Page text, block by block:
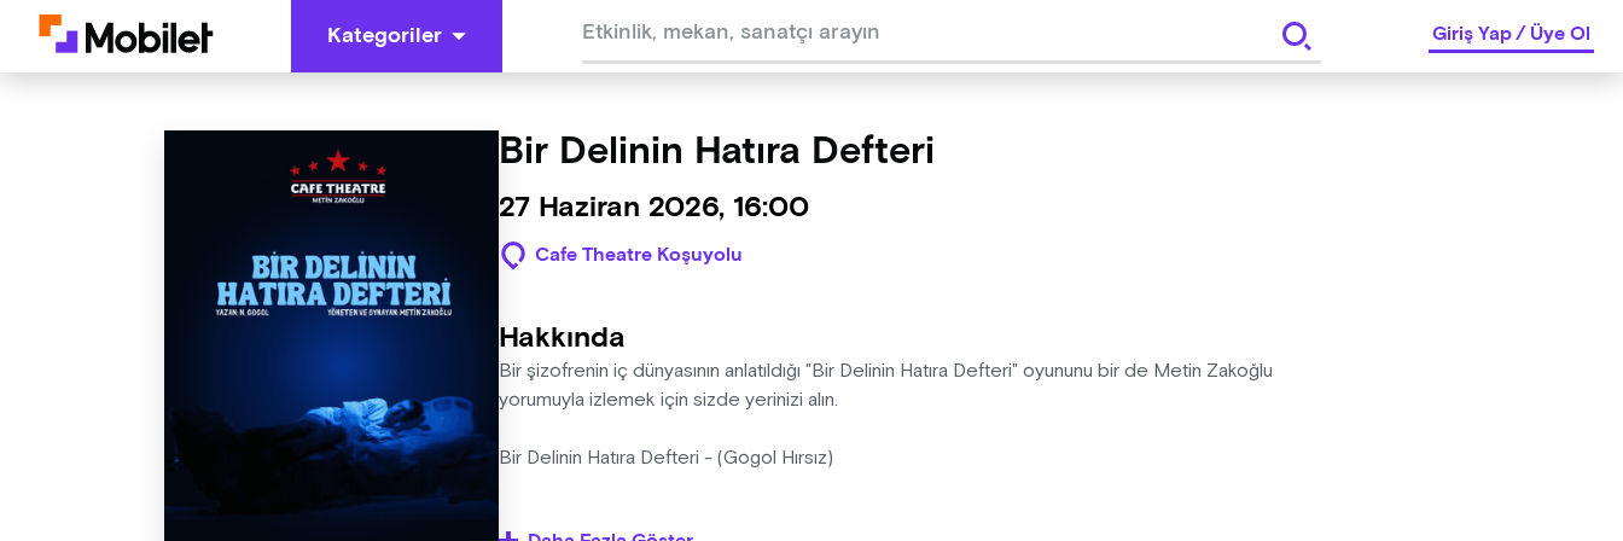
Kategoriler Giriş Yap/Üye Ol
Bir Delinin Hatıra Defteri
27 Haziran 2026, 16:00
Cafe Theatre Koşuyolu
Hakkında
Bir şizofrenin iç dünyasının anlatıldığı "Bir Delinin Hatıra Defteri" oyununu bir de Metin Zakoğlu
yorumuyla izlemek için sizde yerinizi alın.
Bir Delinin Hatıra Defteri - (Gogol Hırsız)